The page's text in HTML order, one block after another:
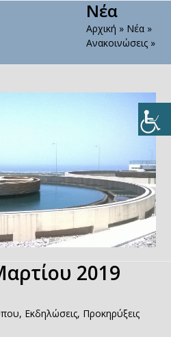
Νέα
Αρχική » Νέα»
Ανακοινώσεις»
2019
, Εκδηλώσεις, Προκηρύξεις